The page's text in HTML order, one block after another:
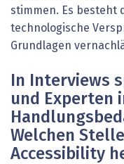
stimmen. Es besteht
technologische
Grundlagen
In Interviews
und Experten
Welchen
Accessibility